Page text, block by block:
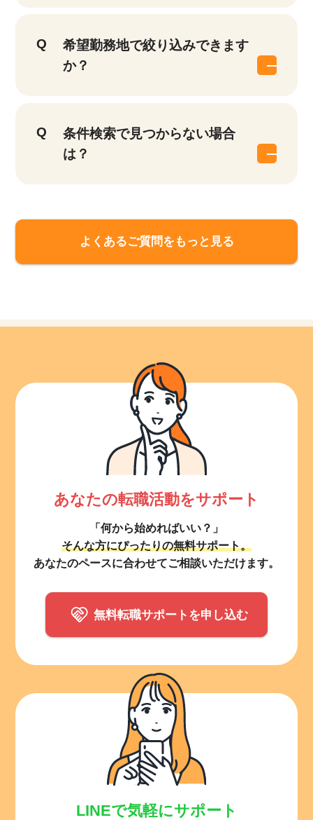
希望勤務地で絞り込みできます
か？
条件検索で見つからない場合
は？
よくあるご質問をもっと見る
あなたの転職活動をサポート
「何から始めればいい？」
そんな方にぴったりの無料サポート。
あなたのペースに合わせてご相談いただけます。
無料転職サポートを申し込む
LINEで気軽にサポート
該当件数
件
他の条件を選択